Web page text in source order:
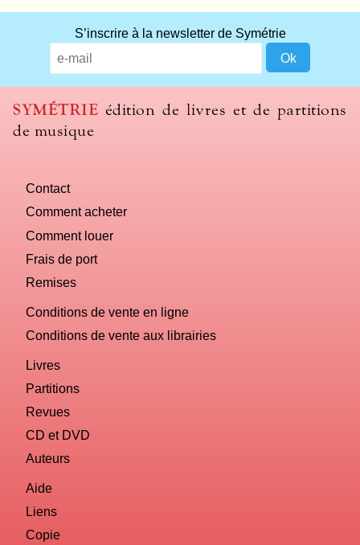
S’inscrire à la newsletter de Symétrie
SYMÉTRIE édition de livres et de partitions
de musique
Contact
Comment acheter
Comment louer
Frais de port
Remises
Conditions de vente en ligne
Conditions de vente aux librairies
Livres
Partitions
Revues
CD et DVD
Auteurs
Aide
Liens
Copie